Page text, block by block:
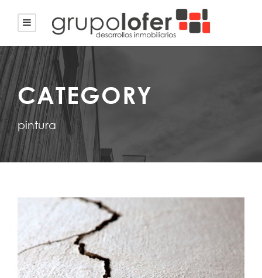
CATEGORY
pintura